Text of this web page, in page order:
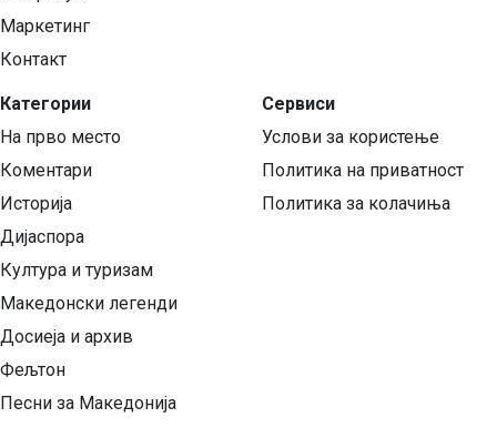
Маркетинг
Контакт
Категории
На прво место
Коментари
Историја
Дијаспора
Култура и туризам
Македонски легенди
Досиеја и архив
Фељтон
Песни за Македонија
Сервиси
Услови за користење
Политика на приватност
Политика за колачиња